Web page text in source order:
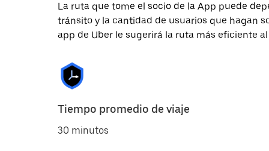
La ruta que tome el socio de la App puede
tránsito y la cantidad de usuarios que hagan
app de Uber le sugerirá la ruta más eficiente
Tiempo promedio de viaje
30 minutos